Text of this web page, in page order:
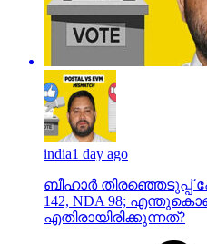
india1 day ago
ബീഹാർ തിരഞ്ഞെടുപ്പ്
142, NDA 98;
എതിരായിരിക്കുന്നത്?